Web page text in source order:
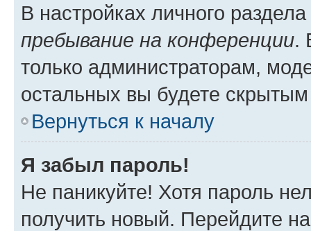
В настройках личного
пребывание на конференции.
только администраторам,
остальных вы будете
Вернуться к началу
Я забыл пароль!
Не паникуйте! Хотя пароль
получить новый. Перейдите